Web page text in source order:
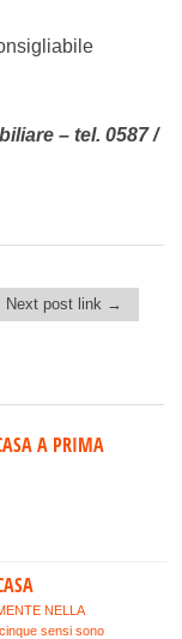
– tel. 0587 /
Next post link →
A PRIMA
NELLA
sensi sono
UN’AGENZIA
LIBRO DI